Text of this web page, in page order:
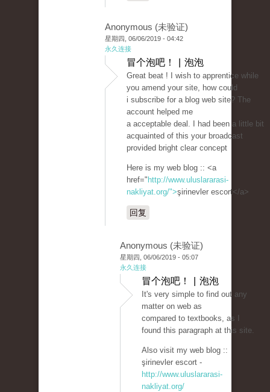
Anonymous (未验证)
星期四, 06/06/2019 - 04:42
永久连接
冒个泡吧！ | 泡泡
Great beat ! I wish to apprentice while
you amend your site, how could
i subscribe for a blog web site? The
account helped me
a acceptable deal. I had been a little bit
acquainted of this your broadcast
provided bright clear concept
Here is my web blog :: <a
href=" http://www.uluslararasi-
nakliyat.org/">şirinevler escort</a>
回复
Anonymous (未验证)
星期四, 06/06/2019 - 05:07
永久连接
冒个泡吧！ | 泡泡
It's very simple to find out any
matter on web as
compared to textbooks, as I
found this paragraph at this site.
Also visit my web blog ::
şirinevler escort -
http://www.uluslararasi-
nakliyat.org/